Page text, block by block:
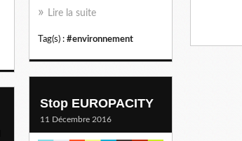
Lire la suite
Tag(s) : #environnement
Stop EUROPACITY
11 Décembre 2016